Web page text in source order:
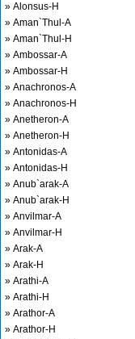
» Alonsus-H
» Aman`Thul-A
» Aman`Thul-H
» Ambossar-A
» Ambossar-H
» Anachronos-A
» Anachronos-H
» Anetheron-A
» Anetheron-H
» Antonidas-A
» Antonidas-H
» Anub`arak-A
» Anub`arak-H
» Anvilmar-A
» Anvilmar-H
» Arak-A
» Arak-H
» Arathi-A
» Arathi-H
» Arathor-A
» Arathor-H